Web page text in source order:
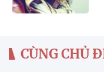
CÙNG CHỦ